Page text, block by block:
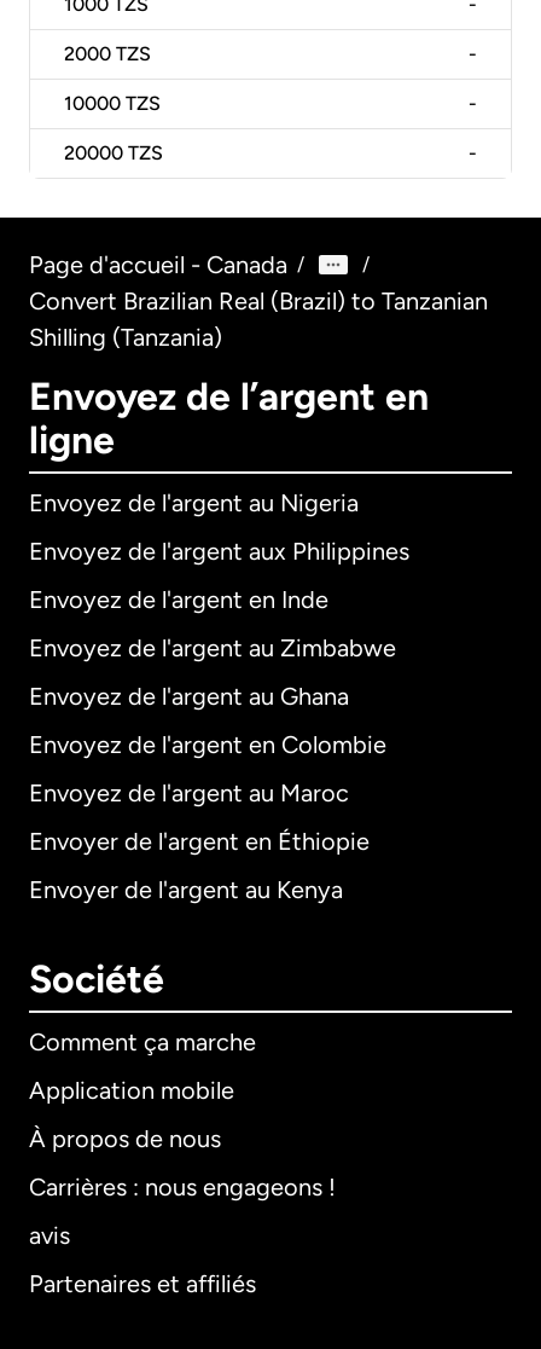
1000 TZS -
2000 TZS -
10000 TZS -
20000 TZS -
Page d'accueil - Canada / /
Convert Brazilian Real (Brazil) to Tanzanian
Shilling (Tanzania)
Envoyez de l’argent en
ligne
Envoyez de l'argent au Nigeria
Envoyez de l'argent aux Philippines
Envoyez de l'argent en Inde
Envoyez de l'argent au Zimbabwe
Envoyez de l'argent au Ghana
Envoyez de l'argent en Colombie
Envoyez de l'argent au Maroc
Envoyer de l'argent en Éthiopie
Envoyer de l'argent au Kenya
Société
Comment ça marche
Application mobile
À propos de nous
Carrières : nous engageons !
avis
Partenaires et affiliés